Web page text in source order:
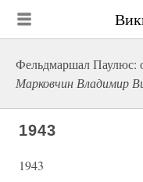
Фельдмаршал Паулюс:
Марковчин Владимир
1943
1943